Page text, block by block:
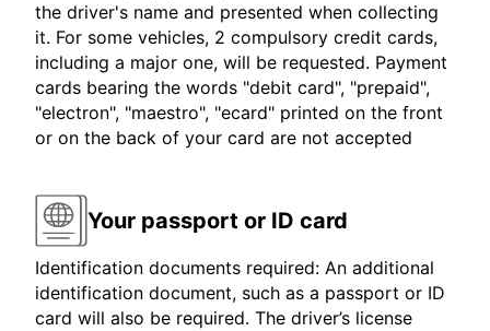
the driver's name and presented when collecting
it. For some vehicles, 2 compulsory credit cards,
including a major one, will be requested. Payment
cards bearing the words "debit card", "prepaid",
"electron", "maestro", "ecard" printed on the front
or on the back of your card are not accepted
Your passport or ID card
Identification documents required: An additional
identification document, such as a passport or ID
card will also be required. The driver’s license